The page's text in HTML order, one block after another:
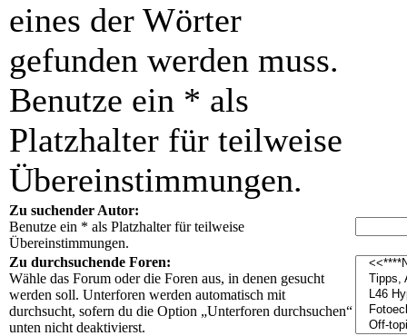
eines der Wörter
gefunden werden muss.
Benutze ein * als
Platzhalter für teilweise
Übereinstimmungen.
Zu suchender Autor:
Benutze ein * als Platzhalter für teilweise
Übereinstimmungen.
Zu durchsuchende Foren:
Wähle das Forum oder die Foren aus, in denen gesucht
werden soll. Unterforen werden automatisch mit
durchsucht, sofern du die Option „Unterforen durchsuchen“
unten nicht deaktivierst.